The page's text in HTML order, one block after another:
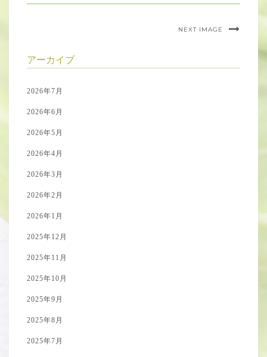
NEXT IMAGE
アーカイブ
2026年7月
2026年6月
2026年5月
2026年4月
2026年3月
2026年2月
2026年1月
2025年12月
2025年11月
2025年10月
2025年9月
2025年8月
2025年7月